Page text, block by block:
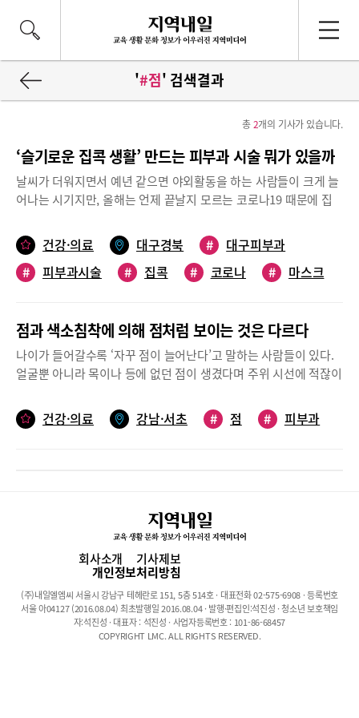
'#점' 검색결과
총2개의 기사가 있습니다.
‘슬기로운 집콕 생활’ 만드는 피부과 시술 뭐가 있을까
날씨가 더워지면서 예년 같으면 야외활동을 하는 사람들이 크게 늘
어나는 시기지만, 올해는 언제 끝날지 모르는 코로나19 때문에 집
크 착용이 생활화 되어 얼굴이 자외선에 크게 노출될 일도 없고, 화
장을 적게 하니 세안 걱정도 줄어든 김에 점빼기나 피부탄력을 개선
시키는 리프팅시술 등의 피부과 시술을 받으며 ‘슬기로운 집콕 생
레이저를 이용해 쥐젖이나 검버섯 기미 주근깨 점 등을 제거하는 것
은 시술 후 일상생활에 무리는 없지만 약간의 개인적 주의사항을 지
킬 필요는 있다. 외출이나 메이크업 등의 부담이 없을 때 시술을 하
는 것이 일상 속에서 생활편의를 위해 도움이 될 수 있다”고 설명했
하나가 점빼기다. 점은 대부분 레이저 시술을 통해 제거한다. 점을
이 된다.점빼기에 가장 일반적으로 적용되는 CO2레이저는 짧은 시
간에 높은 출력의 에너지를 피부에 쐬어 피부조직 손상을 최소화하
면서 피부병변을 최대한 정확하고 원하는 깊이만큼 파괴시킬 수 있
는 레이저 시술이다. 점을 제거하는데 많이 사용하지만 기미치료나
검버섯 등의 색소성질환이나 쥐젖, 사마귀 등의 피부종양 제거 및
치료에도 효과적인 시술이다.이 원장은 “대부분 얼굴에 있는 점을
제거하길 원하기 때문에 시술 후 흉터를 최소화하는 것이 시술 후
만족도를 높이는데 무척 중요하다. 시술 자체가 어려운 것은 아니지
건강·의료 대구경북 #
대구피부과
#
피부과시술 # 집콕 # 코로나 #
마스크
점과 색소침착에 의해 점처럼 보이는 것은 다르다
나이가 들어갈수록 ‘자꾸 점이 늘어난다’고 말하는 사람들이 있다.
얼굴뿐 아니라 목이나 등에 없던 점이 생겼다며 주위 시선에 적잖이
터 점 빼기 등의 치료 방법까지, 그동안 몰랐던 점에 대해 알아봤다.
아이디피부과 김민주 원장(피부과 전문의)아트인피부과 이혜인 원
이디피부과 김민주 원장(피부과 전문의)은 “점이 색소라고 생각하
는 경향이 많은데 점은 멜라닌 세포가 증식해서 생기는 일종의 양성
종양이다. 크기가 점점 더 커질 수도 있지만, 그렇다고 점은 번지는
것이 아니라 기존에 있던 점과 별개로 또 생길 수 있다”고 말한다.이
와 달리 우리가 흔히 점이라고 생각하던 것이 사실은 점이 아닌 경
우가 더 많다는 것이다. 김 원장은 “흔히 여드름이나 뾰루지가 생겼
다가 점처럼 보이는 것은 ‘염증 후 색소침착(PIH)’이다. 양성종양인
건강·의료 강남·서초 # 점 # 피부과
회사소개 기사제보
개인정보처리방침
(주)내일엘엠씨 서울시 강남구 테헤란로 151, 5층 514호 · 대표전화 02-575-6908 · 등록번호
서울 아04127 (2016.08.04) 최초발행일 2016.08.04 · 발행·편집인:석진성 · 청소년 보호책임
자:석진성 · 대표자 : 석진성 · 사업자등록번호 : 101-86-68457
COPYRIGHT LMC. ALL RIGHTS RESERVED.